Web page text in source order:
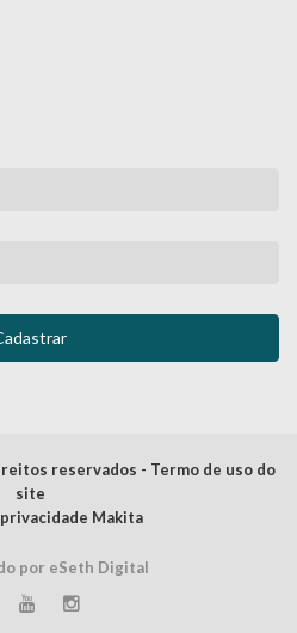
reservados - Termo de uso do
site
Makita
por eSeth Digital